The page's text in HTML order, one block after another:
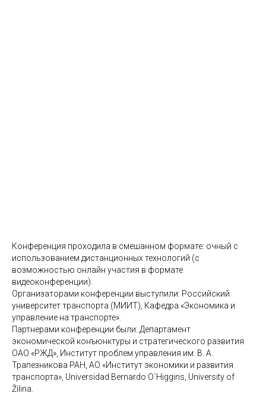
Конференция проходила в смешанном формате: очный с
использованием дистанционных технологий (с
возможностью онлайн участия в формате
видеоконференции).
Организаторами конференции выступили: Российский
университет транспорта (МИИТ), Кафедра «Экономика и
управление на транспорте».
Партнерами конференции были: Департамент
экономической конъюнктуры и стратегического развития
ОАО «РЖД», Институт проблем управления им. В. А.
Трапезникова РАН, АО «Институт экономики и развития
транспорта», Universidad Bernardo O`Higgins, University of
Žilina.